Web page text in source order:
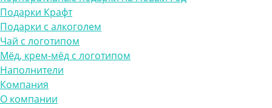
Подарки Крафт
Подарки с алкоголем
Чай с логотипом
Мёд, крем-мёд с логотипом
Наполнители
Компания
О компании